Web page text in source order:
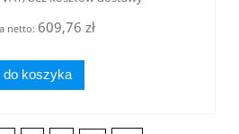
netto: 609,76 zł
do koszyka